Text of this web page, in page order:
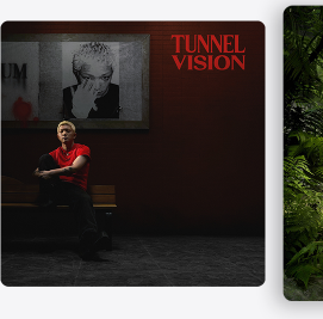
口
中
打
开)